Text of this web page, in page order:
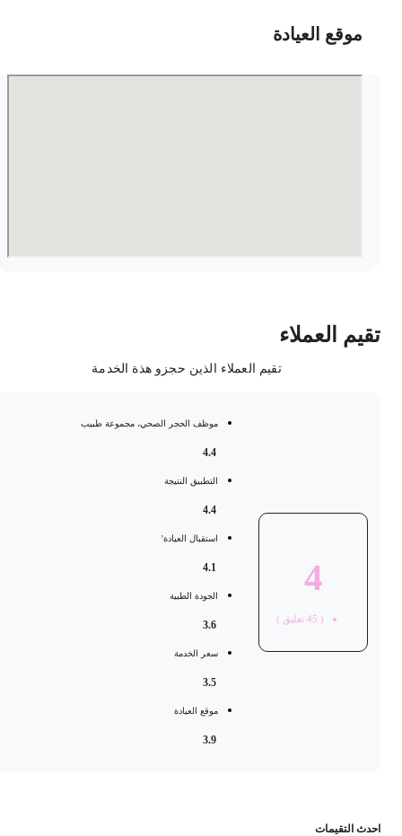
موقع العيادة
العملاء
تقيم العملاء الذين حجزو هذة الخدمة
45 تعليق )
موظف الحجر الصحي، مجموعة طبيب
التطبيق النتيجة
استقبال العيادة'
الجودة الطبية
سعر الخدمة
موقع العيادة
التقيمات